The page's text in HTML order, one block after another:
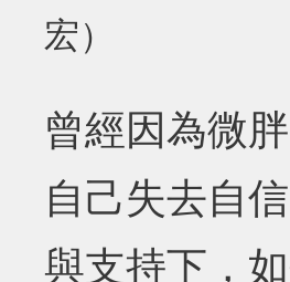
宏）
曾經因為微
自己失去自
與支持下，